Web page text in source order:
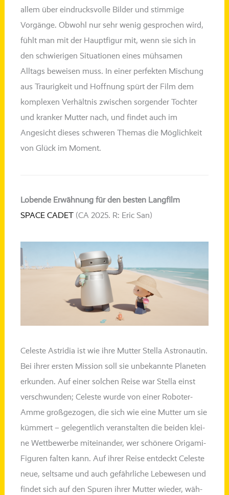
allem über ein­drucks­vol­le Bilder und stim­mi­ge
Vorgänge. Obwohl nur sehr wenig gespro­chen wird,
fühlt man mit der Hauptfigur mit, wenn sie sich in
den schwie­ri­gen Situationen eines müh­sa­men
Alltags bewei­sen muss. In einer per­fek­ten Mischung
aus Traurigkeit und Hoffnung spürt der Film dem
kom­ple­xen Verhältnis zwi­schen sor­gen­der Tochter
und kran­ker Mutter nach, und fin­det auch im
Angesicht die­ses schwe­ren Themas die Möglichkeit
von Glück im Moment.
Lobende Erwähnung für den besten Langfilm
SPACE CADET (CA 2025. R: Eric San)
CelesteAstridia ist wie ihre Mutter Stella Astronautin.
Bei ihrer ers­ten Mission soll sie unbe­kann­te Planeten
erkun­den. Auf einer sol­chen Reise war Stella einst
ver­schwun­den; Celeste wur­de von einer Roboter-
Amme groß­ge­zo­gen, die sich wie eine Mutter um sie
küm­mert – gele­gent­lich ver­an­stal­ten die bei­den klei­
ne Wettbewerbe mit­ein­an­der, wer schö­ne­re Origami-
Figuren fal­ten kann. Auf ihrer Reise ent­deckt Celeste
neue, selt­sa­me und auch gefähr­li­che Lebewesen und
fin­det sich auf den Spuren ihrer Mutter wie­der, wäh­